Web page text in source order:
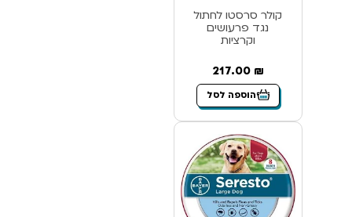
קולר סרסטו לחתול
נגד פרעושים
וקרציות
217.00 ₪
הוספה לסל